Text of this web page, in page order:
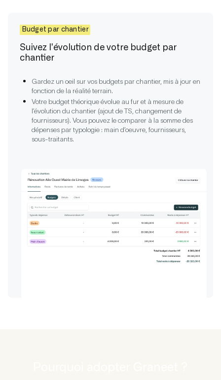
Budget par chantier
Suivez l'évolution de votre budget par
chantier
Gardez un oeil sur vos budgets par chantier, mis à jour en
fonction de la réalité terrain.
Votre budget théorique évolue au fur et à mesure de
l’évolution du chantier (ajout de TS, changement de
fournisseurs). Vous pouvez le comparer à la somme des
dépenses par typologie : main d’oeuvre, fournisseurs,
sous-traitants.